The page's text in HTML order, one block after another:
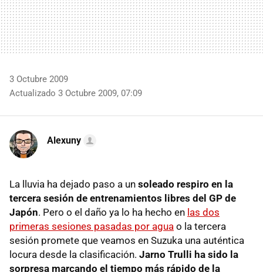
3 Octubre 2009
Actualizado 3 Octubre 2009, 07:09
Alexuny
La lluvia ha dejado paso a un soleado respiro en la
tercera sesión de entrenamientos libres del GP de
Japón. Pero o el daño ya lo ha hecho en las dos
primeras sesiones pasadas por agua o la tercera
sesión promete que veamos en Suzuka una auténtica
locura desde la clasificación. Jarno Trulli ha sido la
sorpresa marcando el tiempo más rápido de la